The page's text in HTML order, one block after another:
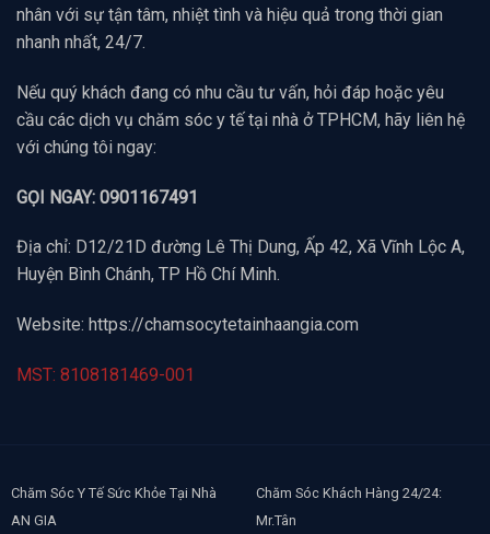
nhân với sự tận tâm, nhiệt tình và hiệu quả trong thời gian
nhanh nhất, 24/7.
Nếu quý khách đang có nhu cầu tư vấn, hỏi đáp hoặc yêu
cầu các dịch vụ chăm sóc y tế tại nhà ở TPHCM, hãy liên hệ
với chúng tôi ngay:
GỌI NGAY: 0901167491
Địa chỉ: D12/21D đường Lê Thị Dung, Ấp 42, Xã Vĩnh Lộc A,
Huyện Bình Chánh, TP Hồ Chí Minh.
Website: https://chamsocytetainhaangia.com
MST: 8108181469-001
Chăm Sóc Y Tế Sức Khỏe Tại Nhà
AN GIA
Chăm Sóc Khách Hàng 24/24:
Mr.Tân